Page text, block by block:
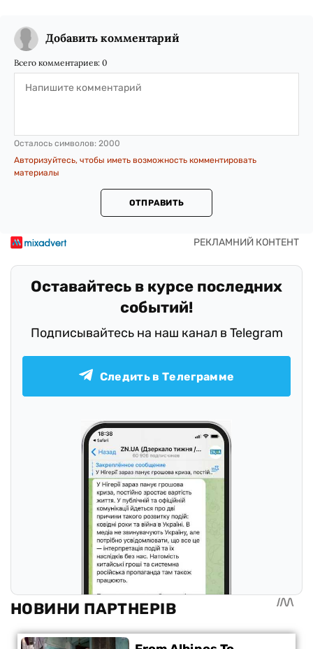
Добавить комментарий
Всего комментариев: 0
Осталось символов: 2000
Авторизуйтесь, чтобы иметь возможность комментировать
материалы
ОТПРАВИТЬ
Оставайтесь в курсе последних
событий!
Подписывайтесь на наш канал в Telegram
Следить в Телеграмме